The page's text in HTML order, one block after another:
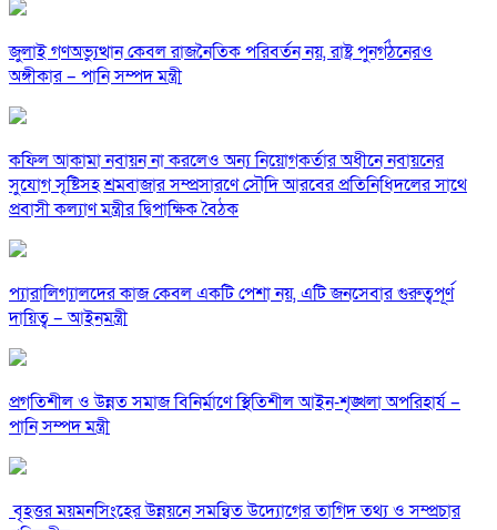
জুলাই গণঅভ্যুত্থান কেবল রাজনৈতিক পরিবর্তন নয়, রাষ্ট্র পুনর্গঠনেরও
অঙ্গীকার – পানি সম্পদ মন্ত্রী
কফিল আকামা নবায়ন না করলেও অন্য নিয়োগকর্তার অধীনে নবায়নের
সুযোগ সৃষ্টিসহ শ্রমবাজার সম্প্রসারণে সৌদি আরবের প্রতিনিধিদলের সাথে
প্রবাসী কল্যাণ মন্ত্রীর দ্বিপাক্ষিক বৈঠক
প্যারালিগ্যালদের কাজ কেবল একটি পেশা নয়, এটি জনসেবার গুরুত্বপূর্ণ
দায়িত্ব – আইনমন্ত্রী
‎প্রগতিশীল ও উন্নত সমাজ বিনির্মাণে স্থিতিশীল আইন-শৃঙ্খলা অপরিহার্য –
পানি সম্পদ মন্ত্রী
‎ বৃহত্তর ময়মনসিংহের উন্নয়নে সমন্বিত উদ্যোগের তাগিদ তথ্য ও সম্প্রচার